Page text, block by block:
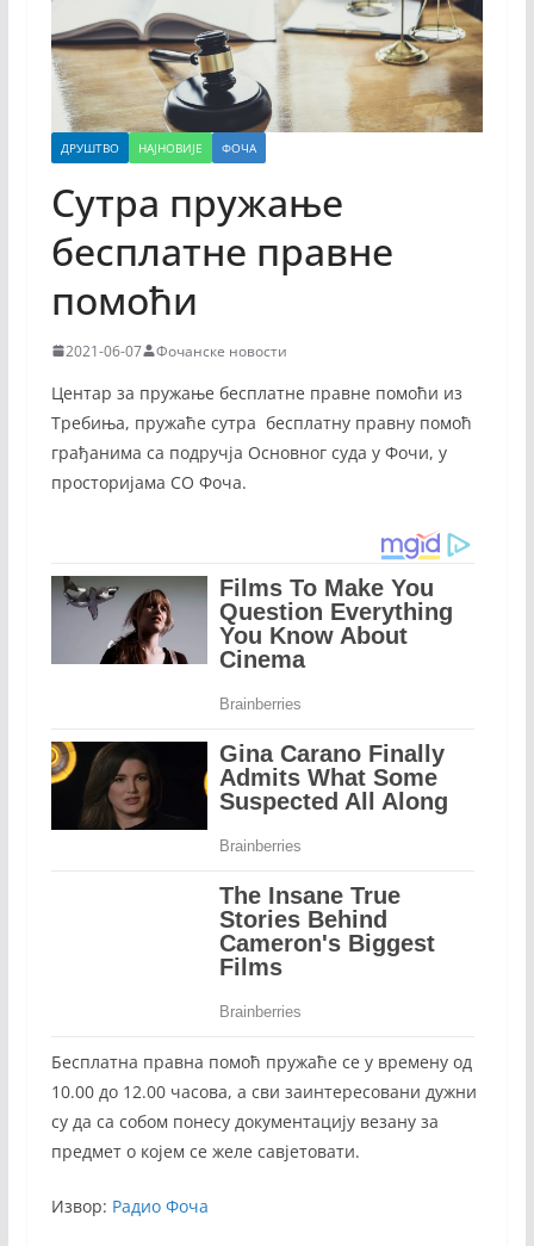
ДРУШТВО НАЈНОВИЈЕ ФОЧА
Сутра пружање
бесплатне правне
помоћи
2021-06-07 Фочанске новости
Центар за пружање бесплатне правне помоћи из
Требиња, пружаће сутра бесплатну правну помоћ
грађанима са подручја Основног суда у Фочи, у
просторијама СО Фоча.
Бесплатна правна помоћ пружаће се у времену од
10.00 до 12.00 часова, а сви заинтересовани дужни
су да са собом понесу документацију везану за
предмет о којем се желе савјетовати.
Извор: Радио Фоча